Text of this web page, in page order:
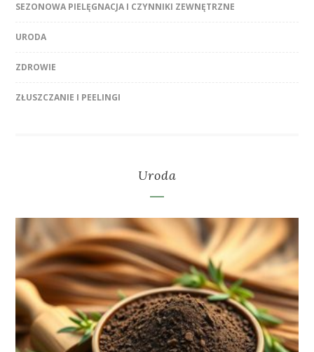
SEZONOWA PIELĘGNACJA I CZYNNIKI ZEWNĘTRZNE
URODA
ZDROWIE
ZŁUSZCZANIE I PEELINGI
Uroda